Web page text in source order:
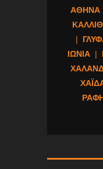
ΑΘΗΝΑ
|
ΙΩΝΙΑ |